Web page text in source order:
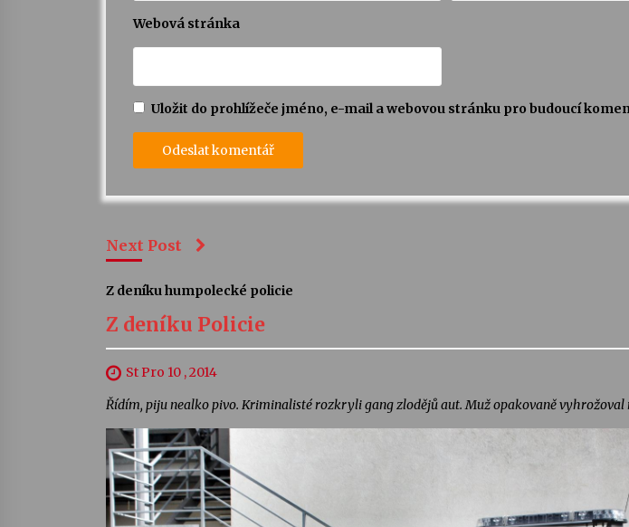
Webová stránka
Uložit do prohlížeče jméno, e-mail a webovou stránku pro budoucí
Next Post
Z deníku humpolecké policie
Z deníku Policie
St Pro 10 , 2014
Řídím, piju nealko pivo. Kriminalisté rozkryli gang zlodějů aut. Muž opakovaně vyhrožoval